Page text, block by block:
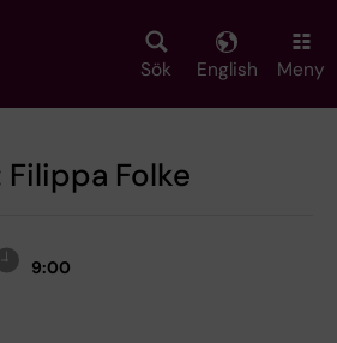
Sök English Meny
Folke
9:00